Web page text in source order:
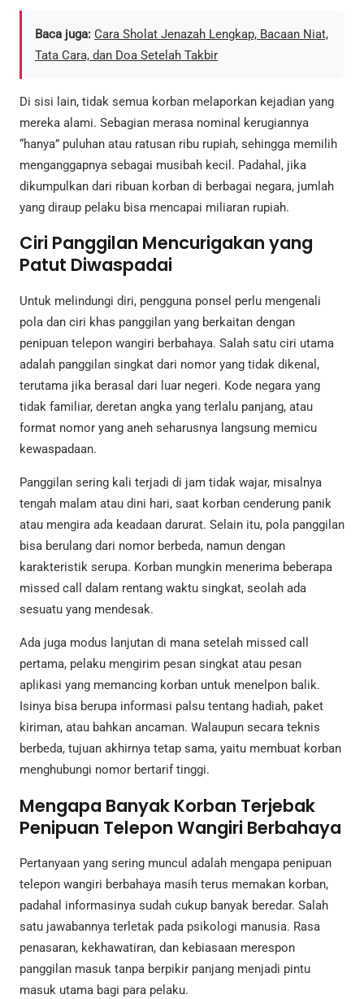
Baca juga: Cara Sholat Jenazah Lengkap, Bacaan Niat,
Tata Cara, dan Doa Setelah Takbir
Di sisi lain, tidak semua korban melaporkan kejadian yang
mereka alami. Sebagian merasa nominal kerugiannya
“hanya” puluhan atau ratusan ribu rupiah, sehingga memilih
menganggapnya sebagai musibah kecil. Padahal, jika
dikumpulkan dari ribuan korban di berbagai negara, jumlah
yang diraup pelaku bisa mencapai miliaran rupiah.
Ciri Panggilan Mencurigakan yang
Patut Diwaspadai
Untuk melindungi diri, pengguna ponsel perlu mengenali
pola dan ciri khas panggilan yang berkaitan dengan
penipuan telepon wangiri berbahaya. Salah satu ciri utama
adalah panggilan singkat dari nomor yang tidak dikenal,
terutama jika berasal dari luar negeri. Kode negara yang
tidak familiar, deretan angka yang terlalu panjang, atau
format nomor yang aneh seharusnya langsung memicu
kewaspadaan.
Panggilan sering kali terjadi di jam tidak wajar, misalnya
tengah malam atau dini hari, saat korban cenderung panik
atau mengira ada keadaan darurat. Selain itu, pola panggilan
bisa berulang dari nomor berbeda, namun dengan
karakteristik serupa. Korban mungkin menerima beberapa
missed call dalam rentang waktu singkat, seolah ada
sesuatu yang mendesak.
Ada juga modus lanjutan di mana setelah missed call
pertama, pelaku mengirim pesan singkat atau pesan
aplikasi yang memancing korban untuk menelpon balik.
Isinya bisa berupa informasi palsu tentang hadiah, paket
kiriman, atau bahkan ancaman. Walaupun secara teknis
berbeda, tujuan akhirnya tetap sama, yaitu membuat korban
menghubungi nomor bertarif tinggi.
Mengapa Banyak Korban Terjebak
Penipuan Telepon Wangiri Berbahaya
Pertanyaan yang sering muncul adalah mengapa penipuan
telepon wangiri berbahaya masih terus memakan korban,
padahal informasinya sudah cukup banyak beredar. Salah
satu jawabannya terletak pada psikologi manusia. Rasa
penasaran, kekhawatiran, dan kebiasaan merespon
panggilan masuk tanpa berpikir panjang menjadi pintu
masuk utama bagi para pelaku.